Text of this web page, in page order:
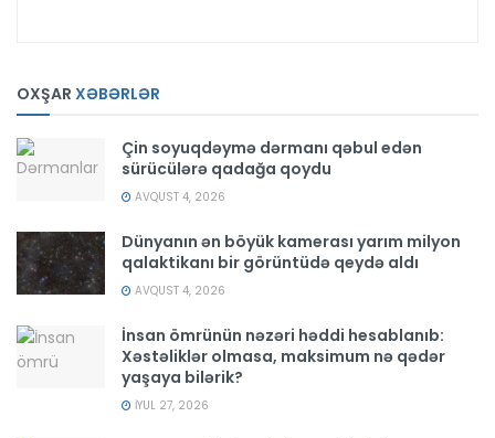
OXŞAR XƏBƏRLƏR
Çin soyuqdəymə dərmanı qəbul edən
sürücülərə qadağa qoydu
AVQUST 4, 2026
Dünyanın ən böyük kamerası yarım milyon
qalaktikanı bir görüntüdə qeydə aldı
AVQUST 4, 2026
İnsan ömrünün nəzəri həddi hesablanıb:
Xəstəliklər olmasa, maksimum nə qədər
yaşaya bilərik?
İYUL 27, 2026